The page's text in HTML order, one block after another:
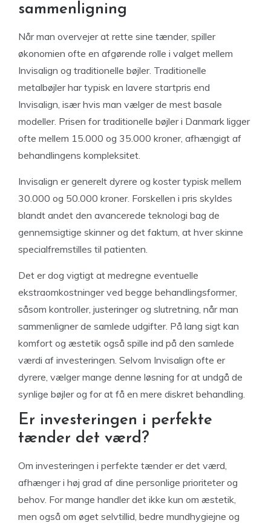
sammenligning
Når man overvejer at rette sine tænder, spiller
økonomien ofte en afgørende rolle i valget mellem
Invisalign og traditionelle bøjler. Traditionelle
metalbøjler har typisk en lavere startpris end
Invisalign, især hvis man vælger de mest basale
modeller. Prisen for traditionelle bøjler i Danmark ligger
ofte mellem 15.000 og 35.000 kroner, afhængigt af
behandlingens kompleksitet.
Invisalign er generelt dyrere og koster typisk mellem
30.000 og 50.000 kroner. Forskellen i pris skyldes
blandt andet den avancerede teknologi bag de
gennemsigtige skinner og det faktum, at hver skinne
specialfremstilles til patienten.
Det er dog vigtigt at medregne eventuelle
ekstraomkostninger ved begge behandlingsformer,
såsom kontroller, justeringer og slutretning, når man
sammenligner de samlede udgifter. På lang sigt kan
komfort og æstetik også spille ind på den samlede
værdi af investeringen. Selvom Invisalign ofte er
dyrere, vælger mange denne løsning for at undgå de
synlige bøjler og for at få en mere diskret behandling.
Er investeringen i perfekte
tænder det værd?
Om investeringen i perfekte tænder er det værd,
afhænger i høj grad af dine personlige prioriteter og
behov. For mange handler det ikke kun om æstetik,
men også om øget selvtillid, bedre mundhygiejne og